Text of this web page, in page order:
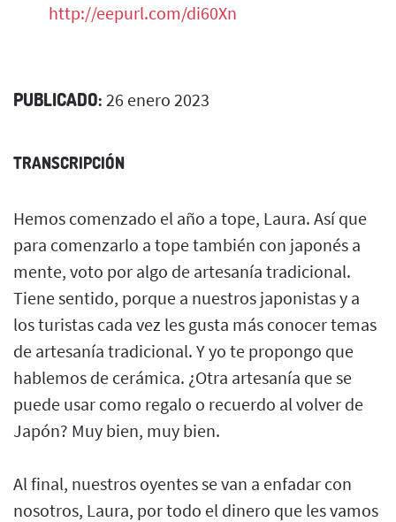
http://eepurl.com/di60Xn
PUBLICADO: 26 enero 2023
TRANSCRIPCIÓN
Hemos comenzado el año a tope, Laura. Así que
para comenzarlo a tope también con japonés a
mente, voto por algo de artesanía tradicional.
Tiene sentido, porque a nuestros japonistas y a
los turistas cada vez les gusta más conocer temas
de artesanía tradicional. Y yo te propongo que
hablemos de cerámica. ¿Otra artesanía que se
puede usar como regalo o recuerdo al volver de
Japón? Muy bien, muy bien.
Al final, nuestros oyentes se van a enfadar con
nosotros, Laura, por todo el dinero que les vamos